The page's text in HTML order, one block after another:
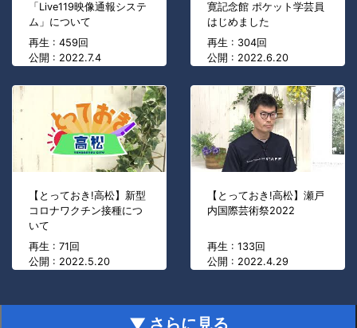
「Live119映像通報システ
ム」について
再生 : 459回
公開 : 2022.7.4
寛記念館 ポケット学芸員
はじめました
再生 : 304回
公開 : 2022.6.20
【とっておき!高松】新型
コロナワクチン接種につ
いて
再生 : 71回
公開 : 2022.5.20
【とっておき!高松】瀬戸
内国際芸術祭2022
再生 : 133回
公開 : 2022.4.29
▼ さらに見る